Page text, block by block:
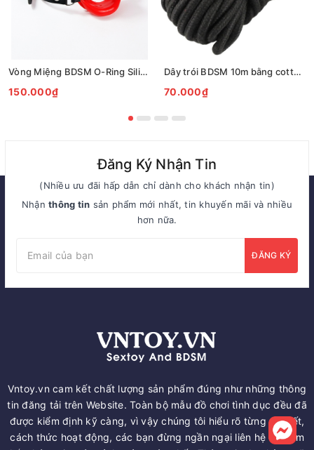
Vòng Miệng BDSM O-Ring Silicone Cao Cấp Dây Da Cá Tính
150.000₫
Dây trói BDSM 10m bằng cotton mềm - Dây trói Bondage Shibari
70.000₫
Đăng Ký Nhận Tin
(Nhiều ưu đãi hấp dẫn chỉ dành cho khách nhận tin)
Nhậnthông tin sản phẩm mới nhất, tin khuyến mãi và nhiều
hơn nữa.
ĐĂNG KÝ
Vntoy.vn cam kết chất lượng sản phẩm đúng như những thông
tin đăng tải trên Website. Toàn bộ mẫu đồ chơi tình dục đều đã
được kiểm định kỹ càng, vì vậy chúng tôi hiểu rõ từng chi tiết,
cách thức hoạt động, các bạn đừng ngần ngại liên hệ để nắm